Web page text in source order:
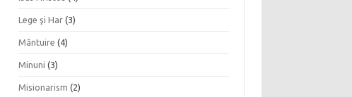
Lege şi Har (3)
Mântuire (4)
Minuni (3)
Misionarism (2)